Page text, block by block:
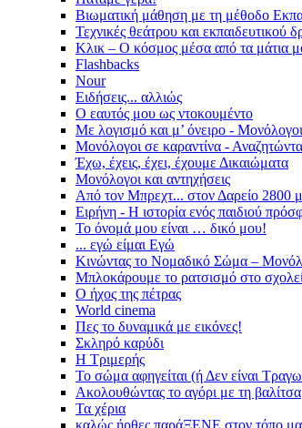
Βιωματική μάθηση με τη μέθοδο
Τεχνικές θεάτρου και εκπαιδευτικού
Κλικ – Ο κόσμος μέσα από τα μάτια
Flashbacks
Nour
Ειδήσεις... αλλιώς
Ο εαυτός μου ως ντοκουμέντο
Με λογισμό και μ’ όνειρο -
Μονόλογοι σε καραντίνα -
Έχω, έχεις, έχει, έχουμε Δικαιώματα
Μονόλογοι και αντηχήσεις
Από τον Μπρεχτ... στον Δαρείο 2800
Ειρήνη - Η ιστορία ενός παιδιού
Το όνομά μου είναι … δικό μου!
... εγώ είμαι Εγώ
Κινώντας το Νομαδικό Σώμα –
Μπλοκάρουμε το ρατσισμό στο
Ο ήχος της πέτρας
World cinema
Πες το δυναμικά με εικόνες!
Σκληρό καρύδι
Η Τριμερής
Το σώμα αφηγείται (ή Δεν είναι
Ακολουθώντας το αγόρι με τη βαλίτσα
Τα χέρια
καλώς ήρθες παράΞΕΝΕ στον τόπο